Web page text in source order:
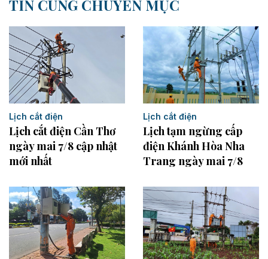
TIN CÙNG CHUYÊN MỤC
Lịch cắt điện
Lịch cắt điện Cần Thơ
ngày mai 7/8 cập nhật
mới nhất
Lịch cắt điện
Lịch tạm ngừng cấp
điện Khánh Hòa Nha
Trang ngày mai 7/8